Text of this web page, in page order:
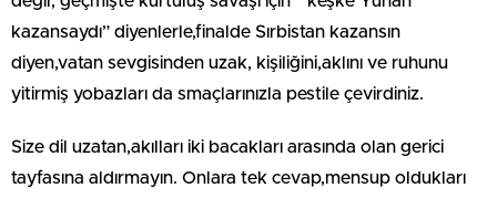
kazansaydı” diyenlerle,finalde Sırbistan kazansın
diyen,vatan sevgisinden uzak, kişiliğini,aklını ve ruhunu
yitirmiş yobazları da smaçlarınızla pestile çevirdiniz.
Size dil uzatan,akılları iki bacakları arasında olan gerici
tayfasına aldırmayın. Onlara tek cevap,mensup oldukları